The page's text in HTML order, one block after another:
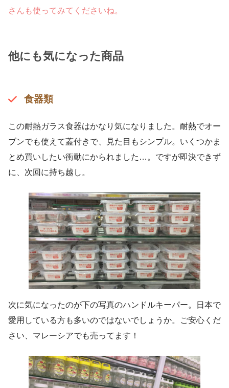
さんも使ってみてくださいね。
他にも気になった商品
食器類
この耐熱ガラス食器はかなり気になりました。耐熱でオー
ブンでも使えて蓋付きで、見た目もシンプル。いくつかま
とめ買いしたい衝動にかられました…。ですが即決できず
に、次回に持ち越し。
次に気になったのが下の写真のハンドルキーパー。日本で
愛用している方も多いのではないでしょうか。ご安心くだ
さい、マレーシアでも売ってます！